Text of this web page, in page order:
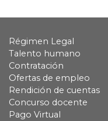
Régimen Legal
Talento humano
Contratación
Ofertas de empleo
Rendición de cuentas
Concurso docente
Pago Virtual